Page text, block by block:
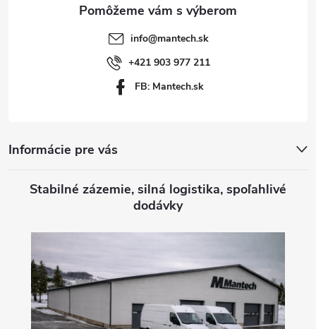
info@mantech.sk
+421 903 977 211
FB: Mantech.sk
Informácie pre vás
Stabilné zázemie, silná logistika, spoľahlivé
dodávky